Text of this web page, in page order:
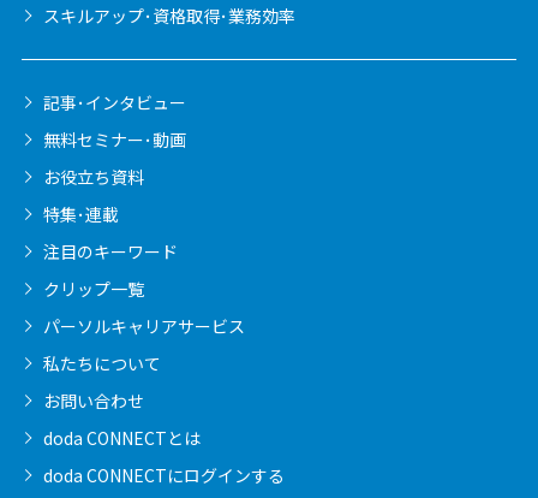
スキルアップ･資格取得･業務効率
記事･インタビュー
無料セミナー･動画
お役立ち資料
特集･連載
注目のキーワード
クリップ一覧
パーソルキャリアサービス
私たちについて
お問い合わせ
doda CONNECTとは
doda CONNECTにログインする